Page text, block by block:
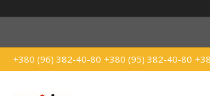
+380 (96) 382-40-80 +380 (95) 382-40-80